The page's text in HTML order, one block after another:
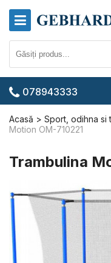
078943333
Acasă Sport, odihna si
Motion OM-710221
Trambulina